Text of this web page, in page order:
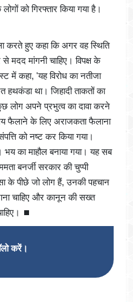
को गिरफ्तार किया गया है।
करते हुए कहा कि अगर वह स्थिति
मांगनी चाहिए। विपक्ष के
में कहा, 'यह विरोध का नतीजा
हथकंडा था। जिहादी ताकतों का
लोग अपने प्रभुत्व का दावा करने
फैलाने के लिए अराजकता फैलाना
को नष्ट कर किया गया।
भय का माहौल बनाया गया। यह सब
बनर्जी सरकार की चुप्पी
के पीछे जो लोग हैं, उनकी पहचान
चाहिए और कानून की सख्त
⏹
करें।